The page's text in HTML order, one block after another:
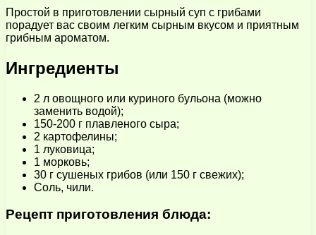
Простой в приготовлении сырный суп с грибами
порадует вас своим легким сырным вкусом и приятным
грибным ароматом.
Ингредиенты
2 л овощного или куриного бульона (можно
заменить водой);
150-200 г плавленого сыра;
2 картофелины;
1 луковица;
1 морковь;
30 г сушеных грибов (или 150 г свежих);
Соль, чили.
Рецепт приготовления блюда: